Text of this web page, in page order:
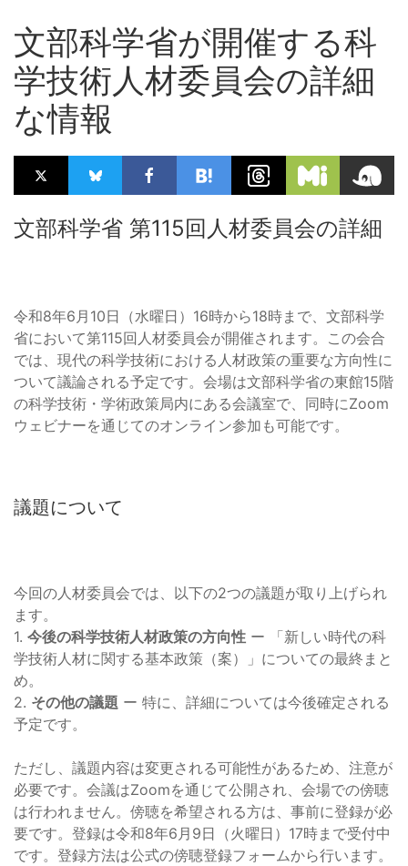
文部科学省が開催する科
学技術人材委員会の詳細
な情報
文部科学省 第115回人材委員会の詳細
令和8年6月10日（水曜日）16時から18時まで、文部科学
省において第115回人材委員会が開催されます。この会合
では、現代の科学技術における人材政策の重要な方向性に
ついて議論される予定です。会場は文部科学省の東館15階
の科学技術・学術政策局内にある会議室で、同時にZoom
ウェビナーを通じてのオンライン参加も可能です。
議題について
今回の人材委員会では、以下の2つの議題が取り上げられ
ます。
1. 今後の科学技術人材政策の方向性 ー 「新しい時代の科
学技術人材に関する基本政策（案）」についての最終まと
め。
2. その他の議題 ー 特に、詳細については今後確定される
予定です。
ただし、議題内容は変更される可能性があるため、注意が
必要です。会議はZoomを通じて公開され、会場での傍聴
は行われません。傍聴を希望される方は、事前に登録が必
要です。登録は令和8年6月9日（火曜日）17時まで受付中
です。登録方法は公式の傍聴登録フォームから行います。